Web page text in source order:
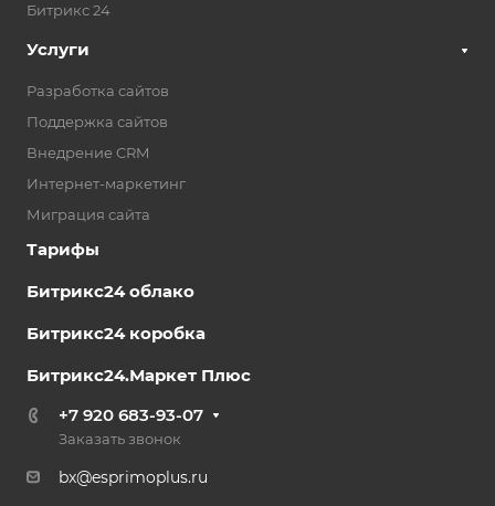
Битрикс 24
Услуги
Разработка сайтов
Поддержка сайтов
Внедрение CRM
Интернет-маркетинг
Миграция сайта
Тарифы
Битрикс24 облако
Битрикс24 коробка
Битрикс24.Маркет Плюс
+7 920 683-93-07
Заказать звонок
bx@esprimoplus.ru